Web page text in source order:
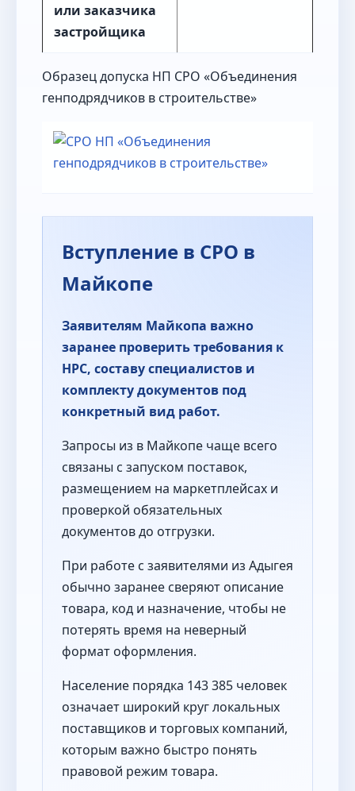
или заказчика
застройщика
Образец допуска НП СРО «Объединения
генподрядчиков в строительстве»
Вступление в СРО в
Майкопе
Заявителям Майкопа важно
заранее проверить требования к
НРС, составу специалистов и
комплекту документов под
конкретный вид работ.
Запросы из в Майкопе чаще всего
связаны с запуском поставок,
размещением на маркетплейсах и
проверкой обязательных
документов до отгрузки.
При работе с заявителями из Адыгея
обычно заранее сверяют описание
товара, код и назначение, чтобы не
потерять время на неверный
формат оформления.
Население порядка 143 385 человек
означает широкий круг локальных
поставщиков и торговых компаний,
которым важно быстро понять
правовой режим товара.